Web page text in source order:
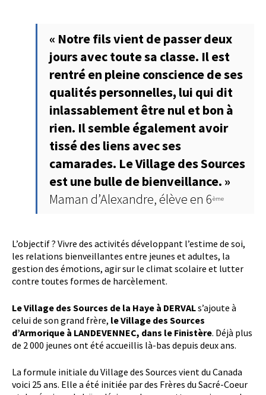
« Notre fils vient de passer deux
jours avec toute sa classe. Il est
rentré en pleine conscience de ses
qualités personnelles, lui qui dit
inlassablement être nul et bon à
rien. Il semble également avoir
tissé des liens avec ses
camarades. Le Village des Sources
est une bulle de bienveillance. »
Maman d’Alexandre, élève en 6ème
L’objectif ? Vivre des activités développant l’estime de soi,
les relations bienveillantes entre jeunes et adultes, la
gestion des émotions, agir sur le climat scolaire et lutter
contre toutes formes de harcèlement.
Le Village des Sources de la Haye à DERVALs’ajoute à
celui de son grand frère, le Village des Sources
d’Armorique à LANDEVENNEC, dans le Finistère. Déjà plus
de 2 000 jeunes ont été accueillis là-bas depuis deux ans.
La formule initiale du Village des Sources vient du Canada
voici 25 ans. Elle a été initiée par des Frères du Sacré-Coeur